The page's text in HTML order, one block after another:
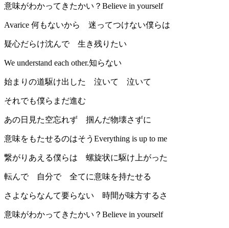
意味がわかってきたかい？Believe in yourself
Avarice 何もないから 迷ってつけない僕らは
疑心だらけ沈んで 生き残りたい
We understand each other.知らない
始まりの道駆け出した 泣いて 泣いて
それでも僕らまだ進む
あの日見た空忘れず 掴んだ物壊さずに
意味をもたせるのはそうEverything is up to me
繋がりあえる僕らは 螺旋状に駆け上がった
転んで 自分で 全てに意味を持たせる
さよならなんて要らない 時間が味方するさ
意味がわかってきたかい？Believe in yourself